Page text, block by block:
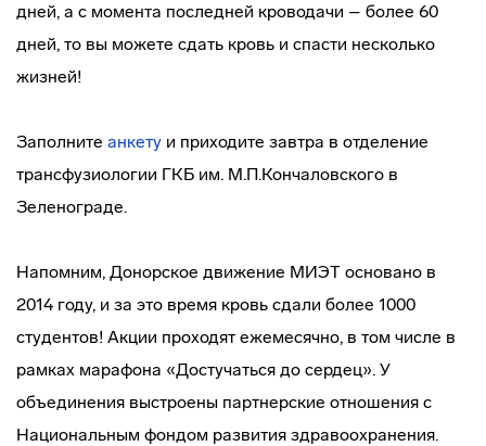
дней, а с момента последней кроводачи – более 60
дней, то вы можете сдать кровь и спасти несколько
жизней!
Заполните анкету и приходите завтра в отделение
трансфузиологии ГКБ им. М.П.Кончаловского в
Зеленограде.
Напомним, Донорское движение МИЭТ основано в
2014 году, и за это время кровь сдали более 1000
студентов! Акции проходят ежемесячно, в том числе в
рамках марафона «Достучаться до сердец». У
объединения выстроены партнерские отношения с
Национальным фондом развития здравоохранения.